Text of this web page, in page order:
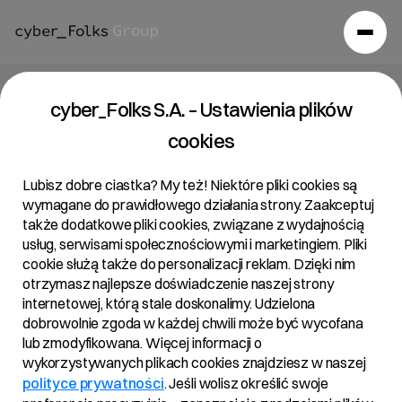
Aktualności/2022/Prawie 300 mln zł przychodów Grupy…
cyber_Folks S.A. – Ustawienia plików
cookies
Lubisz dobre ciastka? My też! Niektóre pliki cookies są
wymagane do prawidłowego działania strony. Zaakceptuj
także dodatkowe pliki cookies, związane z wydajnością
usług, serwisami społecznościowymi i marketingiem. Pliki
cookie służą także do personalizacji reklam. Dzięki nim
otrzymasz najlepsze doświadczenie naszej strony
internetowej, którą stale doskonalimy. Udzielona
dobrowolnie zgoda w każdej chwili może być wycofana
lub zmodyfikowana. Więcej informacji o
wykorzystywanych plikach cookies znajdziesz w naszej
polityce prywatności. Jeśli wolisz określić swoje